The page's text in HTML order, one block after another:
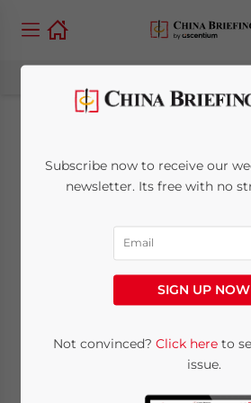
ersten
Rekordniveau
Posted byChina
< 1 minute
11. Januar – In der ersten
Jahres haben die
insgesamt 600 Milliarden
Subscribe now to receive our
newsletter. Its free with no
SIGN UP NOW
Not convinced? Click hereto
issue.